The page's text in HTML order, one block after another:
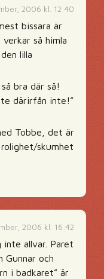
2006 kl. 12:40
bissara är
så himla
lilla
bra där så!
därirfån inte!”
Tobbe, det är
skumhet
2006 kl. 16:42
inte allvar. Paret
Gunnar och
i badkaret” är